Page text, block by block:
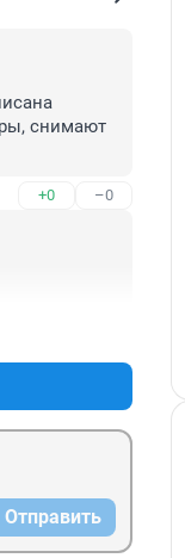
снимают
+0 –0
Отправить